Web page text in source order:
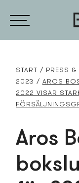
START PRESS­ &
2023
AROS
2022 VISAR
Aros